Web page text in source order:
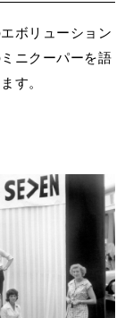
ボリューション
ニクーパーを語
す。